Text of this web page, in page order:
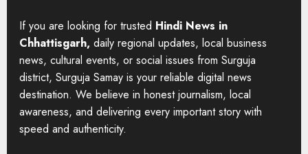
If you are looking for trusted Hindi News in
Chhattisgarh, daily regional updates, local business
news, cultural events, or social issues from Surguja
district, Surguja Samay is your reliable digital news
destination. We believe in honest journalism, local
awareness, and delivering every important story with
speed and authenticity.